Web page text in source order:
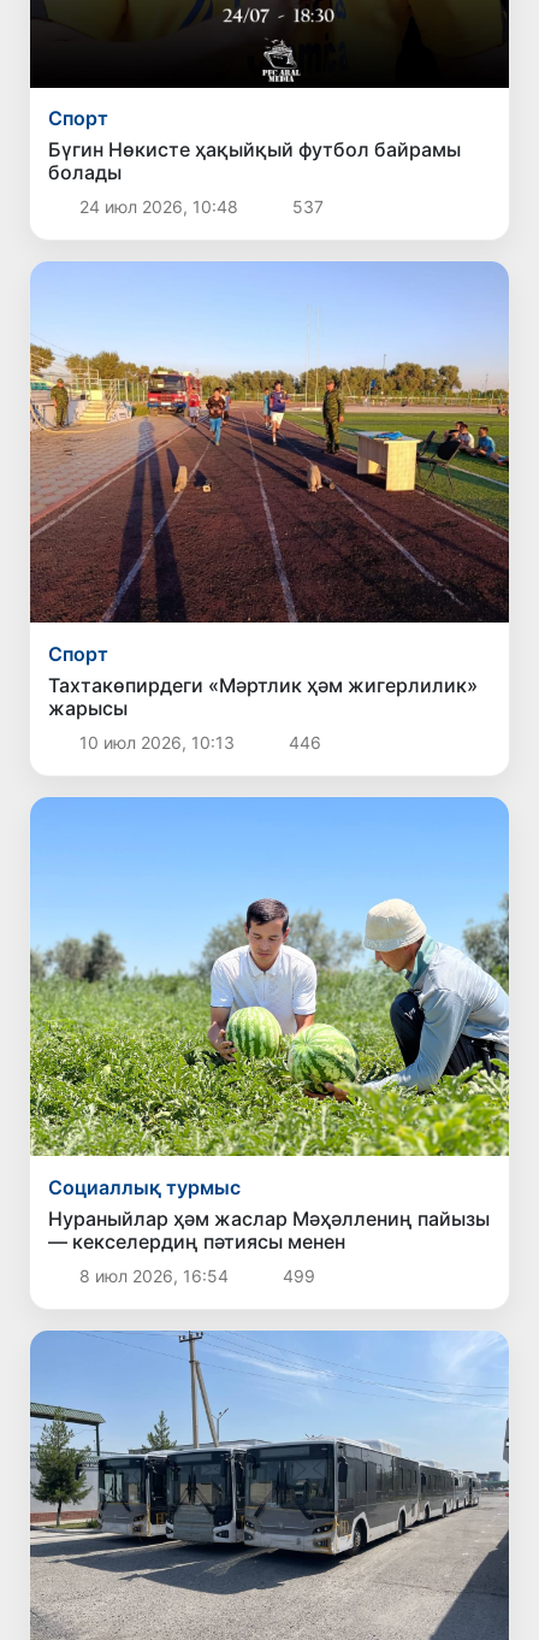
Спорт
Бүгин Нөкисте ҳақыйқый футбол байрамы
болады
24 июл 2026, 10:48 537
Спорт
Тахтакөпирдеги «Мәртлик ҳәм жигерлилик»
жарысы
10 июл 2026, 10:13 446
Социаллық турмыс
Нураныйлар ҳәм жаслар Мәҳәллениң пайызы
— кекселердиң пәтиясы менен
8 июл 2026, 16:54 499